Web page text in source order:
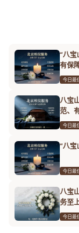
“八
有保
今日最
八宝
范、
今日最
“八
今日最
八宝
务至
今日最